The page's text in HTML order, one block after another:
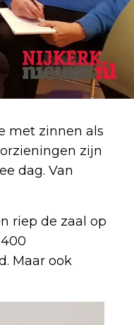
met zinnen als
zijn
dag. Van
riep de zaal op
Maar ook